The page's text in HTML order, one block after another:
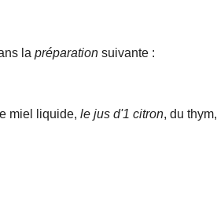
la préparation suivante :
miel liquide, le jus d'1 citron, du thym,